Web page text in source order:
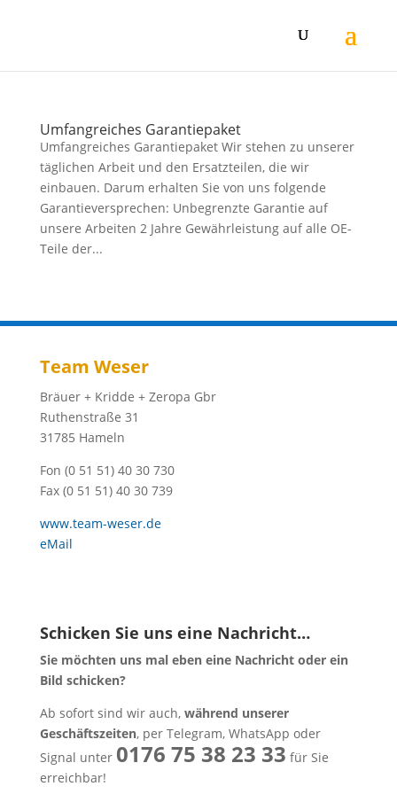
Umfangreiches Garantiepaket
Umfangreiches Garantiepaket Wir stehen zu unserer
täglichen Arbeit und den Ersatzteilen, die wir
einbauen. Darum erhalten Sie von uns folgende
Garantie­versprechen: Unbegrenzte Garantie auf
unsere Arbeiten 2 Jahre Gewährleistung auf alle OE-
Teile der...
Team Weser
Bräuer + Kridde + Zeropa Gbr
Ruthenstraße 31
31785 Hameln
Fon (0 51 51) 40 30 730
Fax (0 51 51) 40 30 739
www.team-weser.de
eMail
Schicken Sie uns eine Nachricht…
Sie möchten uns mal eben eine Nachricht oder ein
Bild schicken?
Ab sofort sind wir auch, während unserer
Geschäftszeiten, per Telegram, WhatsApp oder
Signal unter 0176 75 38 23 33 für Sie
erreichbar!